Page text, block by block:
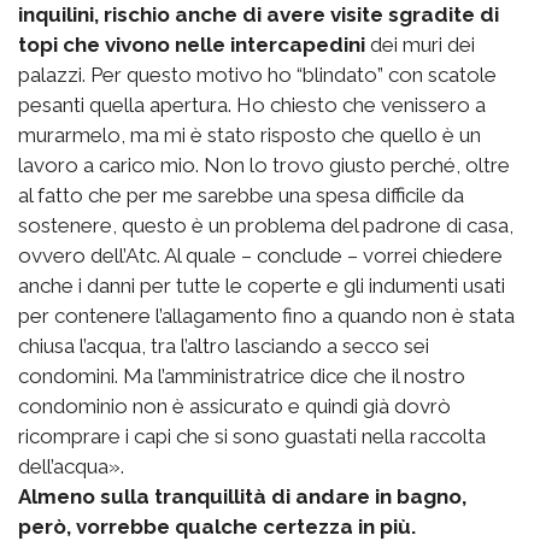
inquilini, rischio anche di avere visite sgradite di
topi che vivono nelle intercapedini dei muri dei
palazzi. Per questo motivo ho “blindato” con scatole
pesanti quella apertura. Ho chiesto che venissero a
murarmelo, ma mi è stato risposto che quello è un
lavoro a carico mio. Non lo trovo giusto perché, oltre
al fatto che per me sarebbe una spesa difficile da
sostenere, questo è un problema del padrone di casa,
ovvero dell’Atc. Al quale – conclude – vorrei chiedere
anche i danni per tutte le coperte e gli indumenti usati
per contenere l’allagamento fino a quando non è stata
chiusa l’acqua, tra l’altro lasciando a secco sei
condomini. Ma l’amministratrice dice che il nostro
condominio non è assicurato e quindi già dovrò
ricomprare i capi che si sono guastati nella raccolta
dell’acqua».
Almeno sulla tranquillità di andare in bagno,
però, vorrebbe qualche certezza in più.